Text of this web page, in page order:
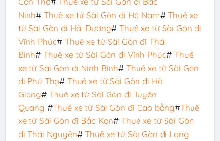
Ninh# Thuê xe từ Sài Gòn đi Hà Nam# Thuê xe
từ Sài Gòn đi Hải Dương# Thuê xe từ Sài Gòn đi
Vĩnh Phúc# Thuê xe từ Sài Gòn đi Thái
Bình# Thuê xe từ Sài Gòn đi Vĩnh Phúc# Thuê
xe từ Sài Gòn đi Ninh Bình# Thuê xe từ Sài Gòn
đi Phú Thọ# Thuê xe từ Sài Gòn đi Hà
Giang# Thuê xe từ Sài Gòn đi Tuyên
Quang #Thuê xe từ Sài Gòn đi Cao bằng#Thuê
xe từ Sài Gòn đi Bắc Kạn# Thuê xe từ Sài Gòn
đi Thái Nguyên# Thuê xe từ Sài Gòn đi Lạng